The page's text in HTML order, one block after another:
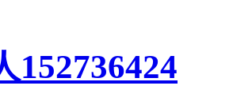
152736424